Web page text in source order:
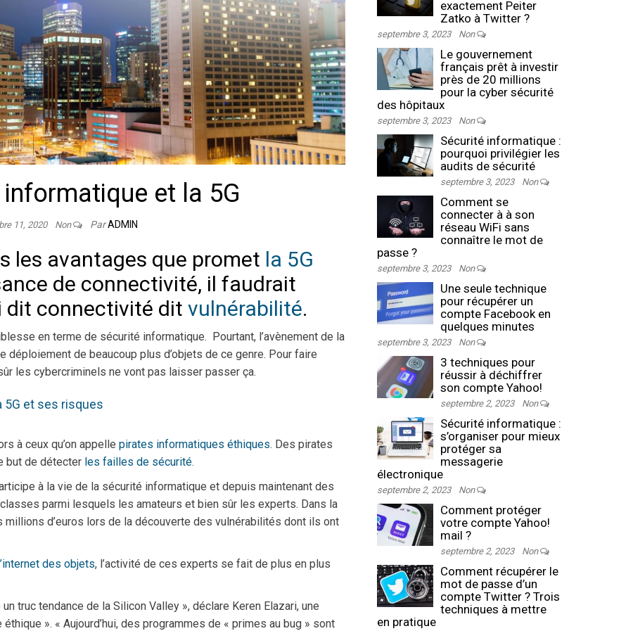
et la 5G
11, 2020 Non ParADMIN
les avantages que promet la 5G
de connectivité, il faudrait
dit connectivité dit vulnérabilité.
en terme de sécurité informatique. Pourtant, l’avènement de la
déploiement de beaucoup plus d’objets de ce genre. Pour faire
les cybercriminels ne vont pas laisser passer ça.
5G et ses risques
à ceux qu’on appelle pirates informatiques éthiques. Des pirates
but de détecter les failles de sécurité.
à la vie de la sécurité informatique et depuis maintenant des
parmi lesquels les amateurs et bien sûr les experts. Dans la
d’euros lors de la découverte des vulnérabilités dont ils ont
des objets, l’activité de ces experts se fait de plus en plus
truc tendance de la Silicon Valley », déclare Keren Elazari, une
». « Aujourd’hui, des programmes de « primes au bug » sont
exactement Peiter
Zatko à Twitter ?
septembre 3, 2023 Non
Le gouvernement
français prêt à investir
près de 20 millions
pour la cyber sécurité
des hôpitaux
septembre 3, 2023 Non
Sécurité informatique :
pourquoi privilégier les
audits de sécurité
septembre 3, 2023 Non
Comment se
connecter à à son
réseau WiFi sans
connaître le mot de
passe ?
septembre 3, 2023 Non
Une seule technique
pour récupérer un
compte Facebook en
quelques minutes
septembre 3, 2023 Non
3 techniques pour
réussir à déchiffrer
son compte Yahoo!
septembre 2, 2023 Non
Sécurité informatique :
s’organiser pour mieux
protéger sa
messagerie
électronique
septembre 2, 2023 Non
Comment protéger
votre compte Yahoo!
mail ?
septembre 2, 2023 Non
Comment récupérer le
mot de passe d’un
compte Twitter ? Trois
techniques à mettre
en pratique